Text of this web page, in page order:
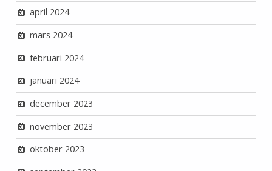
april 2024
mars 2024
februari 2024
januari 2024
december 2023
november 2023
oktober 2023